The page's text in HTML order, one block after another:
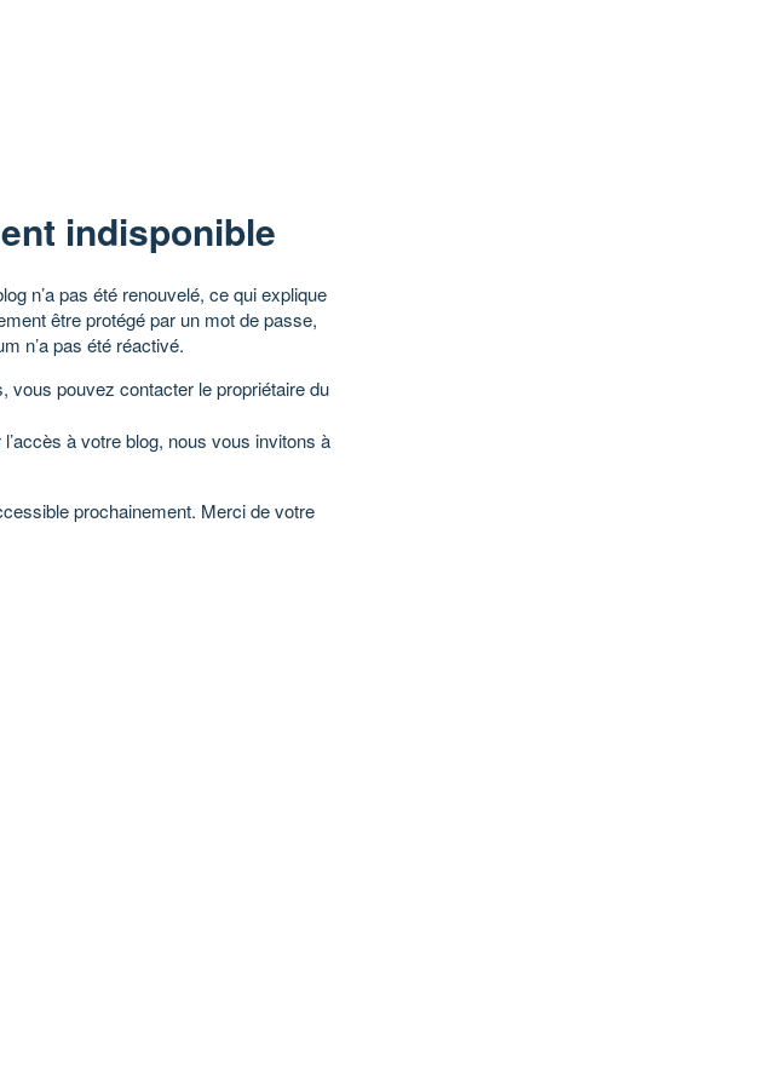
indisponible
n’a pas été renouvelé, ce qui explique
être protégé par un mot de passe,
n’a pas été réactivé.
vous pouvez contacter le propriétaire du
à votre blog, nous vous invitons à
prochainement. Merci de votre